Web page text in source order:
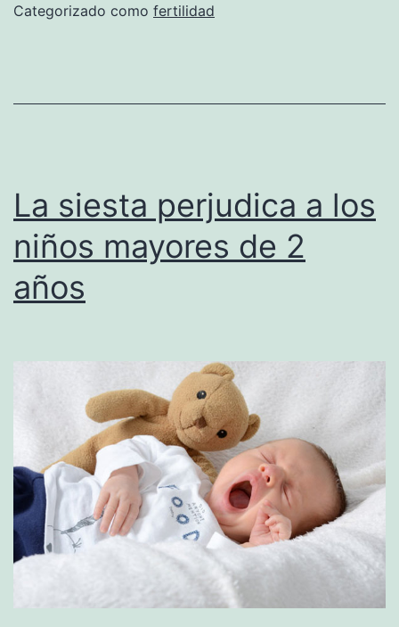
Categorizado como fertilidad
La siesta perjudica a los
niños mayores de 2
años